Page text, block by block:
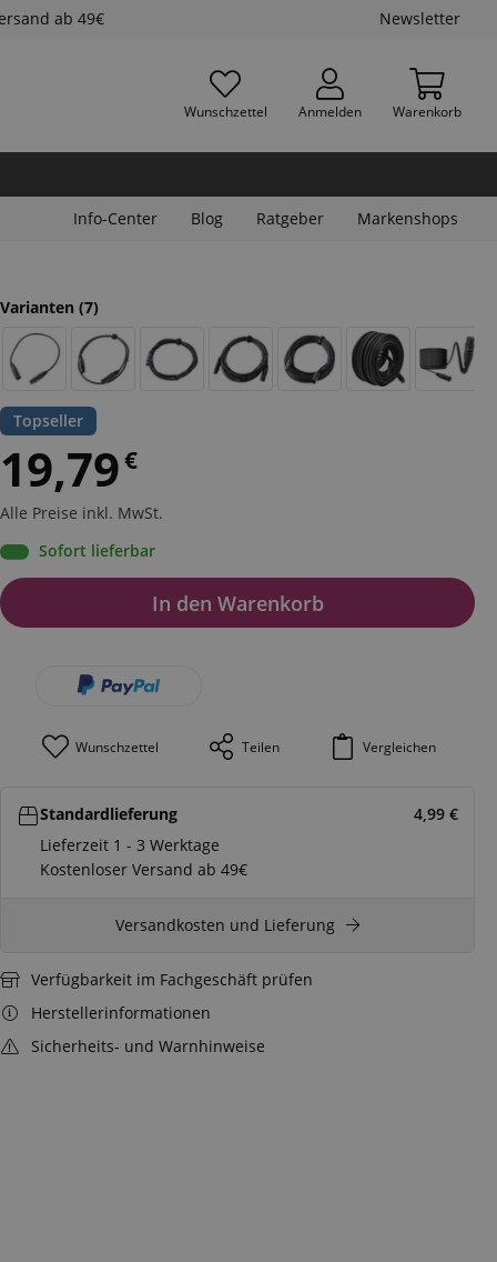
ab 49€ Newsletter
Wunschzettel Anmelden Warenkorb
Info-Center Blog Ratgeber Markenshops
Varianten (7)
Topseller
19,79€
Alle Preise inkl. MwSt.
Sofort lieferbar
In den Warenkorb
Wunschzettel Teilen Vergleichen
Standardlieferung 4,99 €
Lieferzeit 1 - 3 Werktage
Kostenloser Versand ab 49€
Versandkosten und Lieferung
Verfügbarkeit im Fachgeschäft prüfen
Herstellerinformationen
Sicherheits- und Warnhinweise